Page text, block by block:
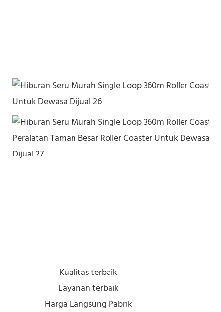
Kualitas terbaik
Layanan terbaik
Harga Langsung Pabrik